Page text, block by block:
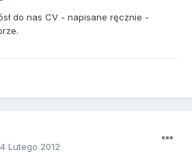
do nas CV - napisane ręcznie -
Lutego 2012